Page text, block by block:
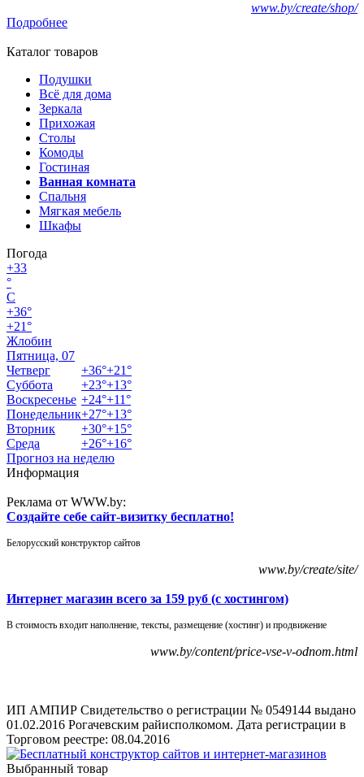
www.by/create/shop/
Подробнее
Каталог товаров
Подушки
Всё для дома
Зеркала
Прихожая
Столы
Комоды
Гостиная
Ванная комната
Спальня
Мягкая мебель
Шкафы
Погода
+33
°
C
+36°
+21°
Жлобин
Пятница, 07
Четверг
+36°+21°
Суббота
+23°+13°
Воскресенье +24°+11°
Понедельник+27°+13°
Вторник
+30°+15°
Среда
+26°+16°
Прогноз на неделю
Информация
Реклама от WWW.by:
Создайте себе сайт-визитку бесплатно!
Белорусский конструктор сайтов
www.by/create/site/
Интернет магазин всего за 159 руб (с хостингом)
В стоимость входит наполнение, тексты, размещение (хостинг) и продвижение
www.by/content/price-vse-v-odnom.html
ИП АМПИР Свидетельство о регистрации № 0549144 выдано
01.02.2016 Рогачевским райисполкомом. Дата регистрации в
Торговом реестре: 08.04.2016
Выбранный товар